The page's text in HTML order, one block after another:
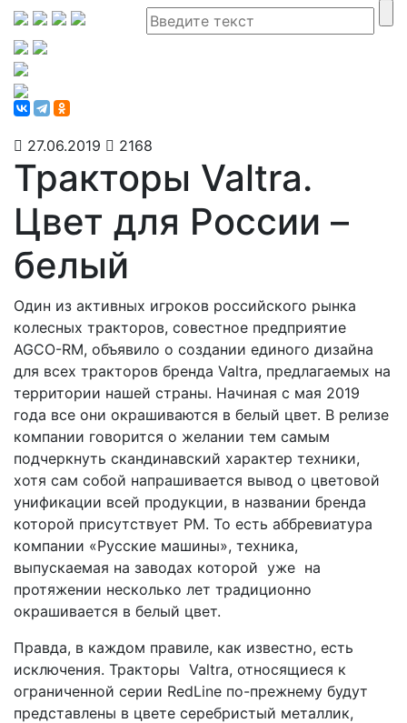
27.06.2019 2168
Тракторы Valtra.
Цвет для России –
белый
Один из активных игроков российского рынка
колесных тракторов, совестное предприятие
AGCO-RM, объявило о создании единого дизайна
для всех тракторов бренда Valtra, предлагаемых на
территории нашей страны. Начиная с мая 2019
года все они окрашиваются в белый цвет. В релизе
компании говорится о желании тем самым
подчеркнуть скандинавский характер техники,
хотя сам собой напрашивается вывод о цветовой
унификации всей продукции, в названии бренда
которой присутствует РМ. То есть аббревиатура
компании «Русские машины», техника,
выпускаемая на заводах которой уже на
протяжении несколько лет традиционно
окрашивается в белый цвет.
Правда, в каждом правиле, как известно, есть
исключения. Тракторы Valtra, относящиеся к
ограниченной серии RedLine по-прежнему будут
представлены в цвете серебристый металлик,